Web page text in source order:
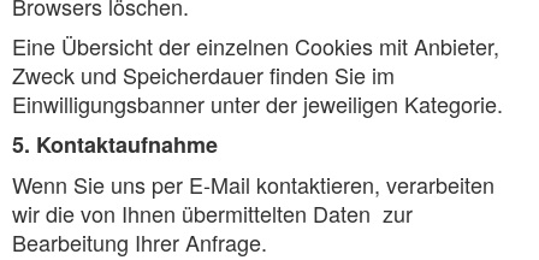
Eine Übersicht der einzelnen Cookies mit Anbieter,
Zweck und Speicherdauer finden Sie im
Einwilligungsbanner unter der jeweiligen Kategorie.
5. Kontaktaufnahme
Wenn Sie uns per E-Mail kontaktieren, verarbeiten
wir die von Ihnen übermittelten Daten zur
Bearbeitung Ihrer Anfrage.